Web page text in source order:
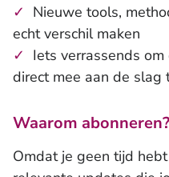
✓ Nieuwe tools,
echt verschil maken
✓ Iets verrassends
direct mee aan de slag
Waarom abonneren?
Omdat je geen tijd